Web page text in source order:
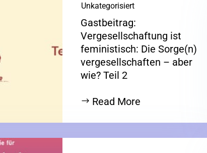
Gastbeitrag:
Vergesellschaftung ist
feministisch: Die Sorge(n)
vergesellschaften – aber
wie? Teil 2
Unkategorisiert
Read More